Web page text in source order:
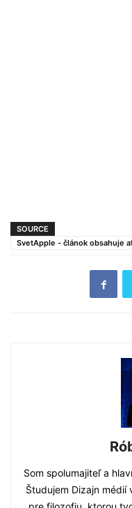
SOURCE
SvetApple - článok obsahuje
Som spolumajiteľ a
Študujem Dizajn médií